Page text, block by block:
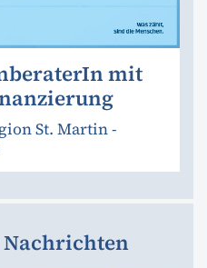
mit
St. Martin -